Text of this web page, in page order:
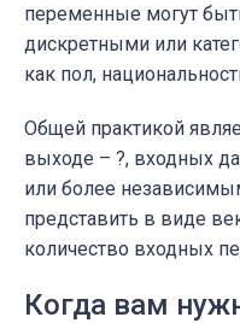
переменные могут
дискретными или
как пол,
Общей практикой
выходе – ?, входных
или более
представить в виде
количество входных
Когда вам